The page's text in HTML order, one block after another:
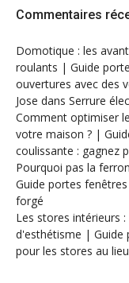
Commentaires
Domotique : les
roulants | Guide
ouvertures avec des
Jose dans Serrure
Comment optimiser
votre maison ? |
coulissante : gagnez
Pourquoi pas la
Guide portes fenêtres
forgé
Les stores intérieurs
d'esthétisme | Guide
pour les stores au